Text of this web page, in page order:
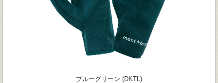
ブルーグリーン (DKTL)